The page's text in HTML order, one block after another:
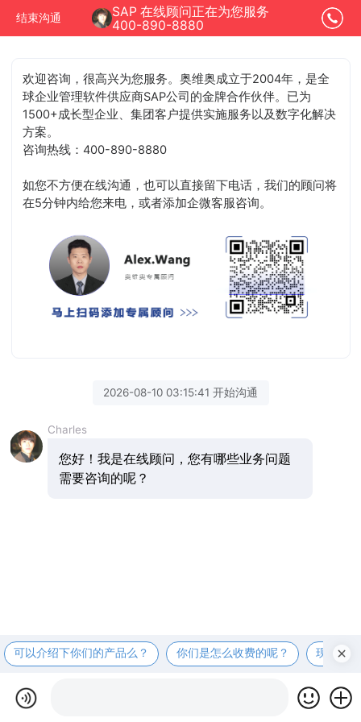
结束沟通
SAP 在线顾问正在为您服务
400-890-8880
欢迎咨询，很高兴为您服务。奥维奥成立于2004年，是全
球企业管理软件供应商SAP公司的金牌合作伙伴。已为
1500+成长型企业、集团客户提供实施服务以及数字化解决
方案。
咨询热线：400-890-8880
如您不方便在线沟通，也可以直接留下电话，我们的顾问将
在5分钟内给您来电，或者添加企微客服咨询。
2026-08-10 03:15:41 开始沟通
Charles
您好！我是在线顾问，您有哪些业务问题
需要咨询的呢？
可以介绍下你们的产品么？ 你们是怎么收费的呢？ 现在有